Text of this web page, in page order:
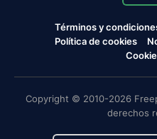
Términos y
Política de cookies
Copyright © 2010-2026
derechos